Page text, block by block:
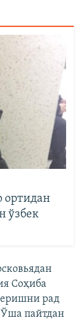
ортидан
ўзбек
Соҳиба
рад
Ўша пайтдан